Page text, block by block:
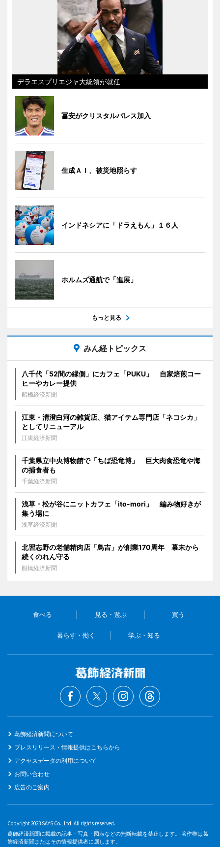
デラエスプリエジャ大統領が就任
冨安がクリスタルパレス加入
生成ＡＩ、被災地照らす
インドネシアに「ドラえもん」１６人
ホルムズ通航で「進展」
もっと見る
みん経トピックス
八千代「52間の縁側」にカフェ「PUKU」 自家焙煎コー
ヒーやカレー提供
船橋経済新聞
江東・清澄白河の雑貨店、猫アイテム専門店「ネコシカ」
としてリニューアル
江東経済新聞
千葉県立中央博物館で「ちば恐竜博」 巨大肉食恐竜や海
の捕食者も
千葉経済新聞
浅草・松が谷にニットカフェ「ito-mori」 編み物好きが
集う場に
浅草経済新聞
北習志野の老舗精肉店「鳥吉」が創業170周年 幕末から
続くのれん守る
船橋経済新聞
食べる 見る・遊ぶ 買う
暮らす・働く 学ぶ・知る
葛飾経済新聞について
プレスリリース・情報提供はこちらから
アクセスデータの利用について
お問い合わせ
広告のご案内
Copyright 2023 SAYS Co., Ltd. All rights reserved.
葛飾経済新聞に掲載の記事・写真・図表などの無断転載を禁止します。 著作権は葛
飾経済新聞またはその情報提供者に属します。